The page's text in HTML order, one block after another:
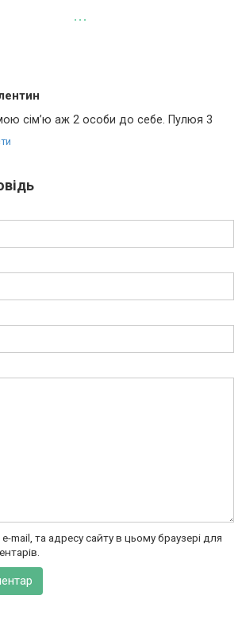
сім’ю аж 2 особи до себе. Пулюя 3
mail, та адресу сайту в цьому браузері для